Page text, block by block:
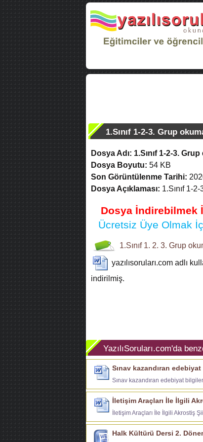
1.Sınıf 1-2-3. Grup
Dosya Adı: 1.Sınıf 1-2-3.
Dosya Boyutu: 54 KB
Son Görüntülenme Tarihi:
Dosya Açıklaması: 1.Sınıf 1-
Dosya İndirebilmek
Ücretsiz Üye Olmak
1.Sınıf 1. 2. 3. Grup
yazılısoruları.com adlı
indirilmiş.
YazılıSoruları.com'da
Sınav kazandıran
Sınav kazandıran edebiyat
İletişim Araçları İle İlgili
İletişim Araçları İle İlgili Akrostiş
Halk Kültürü Dersi 2.